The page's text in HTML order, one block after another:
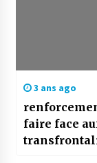
3 ans ago
faire face